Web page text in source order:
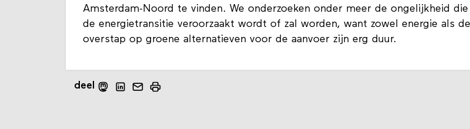
Amsterdam-Noord te vinden. We onderzoeken onder meer de ongelijkheid
de energietransitie veroorzaakt wordt of zal worden, want zowel energie als de
overstap op groene alternatieven voor de aanvoer zijn erg duur.
deel